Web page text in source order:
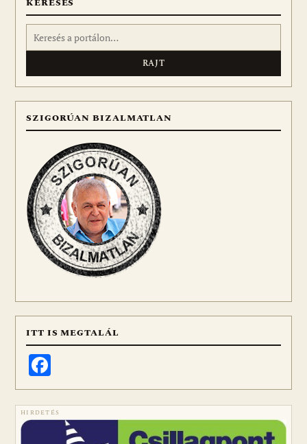
Keresés:
SZIGORÚAN BIZALMATLAN
ITT IS MEGTALÁL
HIRDETÉS